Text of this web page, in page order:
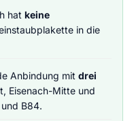
hat keine
in die
Anbindung mit drei
Eisenach-Mitte und
B84.